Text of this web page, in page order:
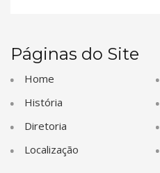
Páginas do Site
Home
História
Diretoria
Localização